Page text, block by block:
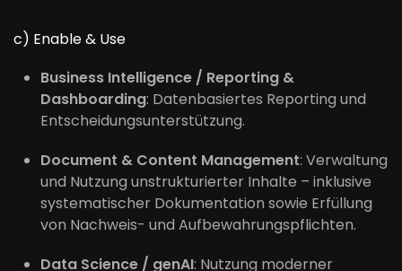
c) Enable & Use
Business Intelligence / Reporting &
Dashboarding: Datenbasiertes Reporting und
Entscheidungsunterstützung.
Document & Content Management: Verwaltung
und Nutzung unstrukturierter Inhalte – inklusive
systematischer Dokumentation sowie Erfüllung
von Nachweis- und Aufbewahrungspflichten.
Data Science / genAI: Nutzung moderner